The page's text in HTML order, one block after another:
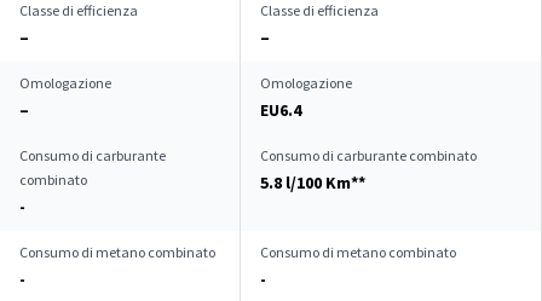
Classe di efficienza
–
Classe di efficienza
–
Omologazione
–
Omologazione
EU6.4
Consumo di carburante
combinato
-
Consumo di carburante combinato
5.8 l/100 Km**
Consumo di metano combinato
-
Consumo di metano combinato
-